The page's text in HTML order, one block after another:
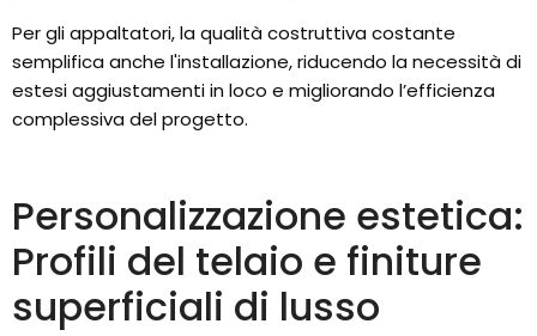
Per gli appaltatori, la qualità costruttiva costante
semplifica anche l'installazione, riducendo la necessità di
estesi aggiustamenti in loco e migliorando l’efficienza
complessiva del progetto.
Personalizzazione estetica:
Profili del telaio e finiture
superficiali di lusso